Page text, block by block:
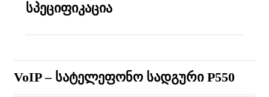
სპეციფიკაცია
VoIP – სატელეფონო სადგური P550